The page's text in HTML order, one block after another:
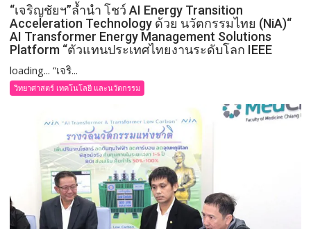
“เจริญชัยฯ”ล้ำนำ โชว์ AI Energy Transition
Acceleration Technology ด้วย นวัตกรรมไทย (NiA)“
AI Transformer Energy Management Solutions
Platform “ตัวแทนประเทศไทยงานระดับโลก IEEE
loading... “เจริ...
วิทยาศาสตร์ เทคโนโลยี และนวัตกรรม